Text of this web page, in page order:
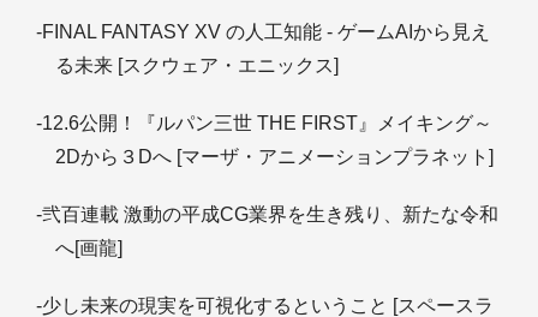
-FINAL FANTASY XV の人工知能 - ゲームAIから見え
る未来 [スクウェア・エニックス]
-12.6公開！『ルパン三世 THE FIRST』メイキング～
2Dから３Dへ [マーザ・アニメーションプラネット]
-弐百連載 激動の平成CG業界を生き残り、新たな令和
へ[画龍]
-少し未来の現実を可視化するということ [スペースラ